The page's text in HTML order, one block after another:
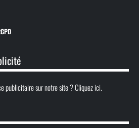
publicitaire sur notre site ? Cliquez ici.